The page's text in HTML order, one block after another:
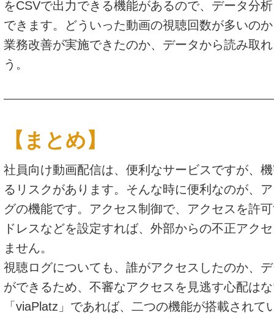
をCSVで出力できる機能があるので、データ分
できます。どういった動画の視聴回数が多いの
業務改善が実施できたのか、データから読み取
う。
【まとめ】
社員向け動画配信は、便利なサービスですが、
るリスクがあります。そんな時に便利なのが、
グの機能です。アクセス制御で、アクセスを許
ドレスなどを設定すれば、外部からの不正アク
ません。
視聴ログについても、誰がアクセスしたのか、
ができるため、不審なアクセスを見逃す心配は
「viaPlatz」であれば、二つの機能が搭載されて